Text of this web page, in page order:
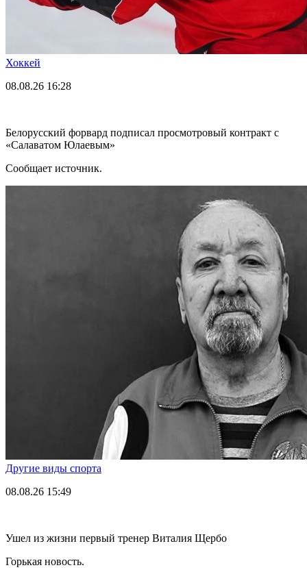
Хоккей
08.08.26 16:28
Белорусский форвард подписал просмотровый контракт с
«Салаватом Юлаевым»
Сообщает источник.
Другие виды спорта
08.08.26 15:49
Ушел из жизни первый тренер Виталия Щербо
Горькая новость.